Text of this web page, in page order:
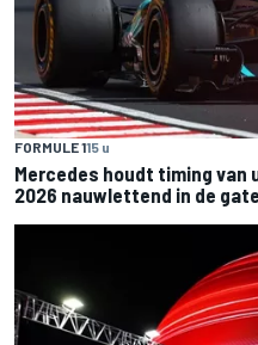
FORMULE 115 u
Mercedes houdt timing van
2026 nauwlettend in de